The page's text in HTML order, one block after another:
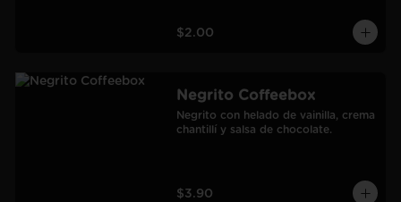
$2.00
Negrito Coffeebox
Negrito con helado de vainilla, crema
chantillí y salsa de chocolate.
$3.90